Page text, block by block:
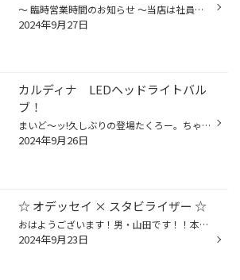
～ 臨時営業時間のお知らせ ～当店は社員研修の為、10月1日(火)の閉店時間を【 16時閉店 (15時30分受付終了) 】とさせて頂きます。皆様には、大変ご不便・ご迷惑をお掛け致しますが、何卒、ご理解・ご協力の程、宜しくお願い申し上げます。尚、10月3日(木)10時より《 通常営業 》とさせていただきま...
2024年9月27日
カルディナ LEDヘッドライトバル
ブ！
まいど～ッ!久しぶりの登場たくろー。ちゃんですッ!先日、TOYOTA カルディナに！めっちゃ良い代物を取付しました٩(๑òωó๑)۶お客様から、『ライトが暗い』『夜が見えにくい』とのご相談を承り点検すると！純正ハロゲンバルブ。。(T_T)しかも！一度も交換した事がないとの事でした。そこで!!たくろー。...
2024年9月26日
☆ オデッセイ × スタビライザー ☆
おはようございます！男・山田です！！本日は、HONDA オデッセイに！【 スタビライザー & リヤスタビバー 】をお取付けさせて頂きましたー♪♪(^^)/ 今回は…☆☆CUSCO ( クスコ ) さんの商品を！オススメさせていただきました～！(๑˃̵ᴗ˂̵)و ◼️スタビライザー (スタビバー) とは… 車が旋回する時の車体...
2024年9月23日